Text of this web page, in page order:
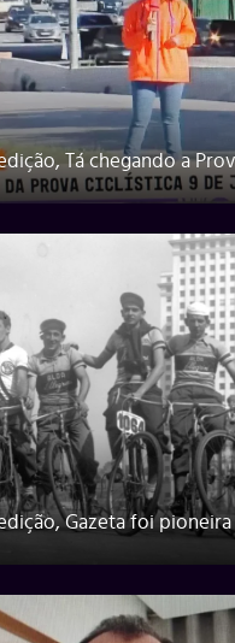
Tá chegando a
Gazeta foi